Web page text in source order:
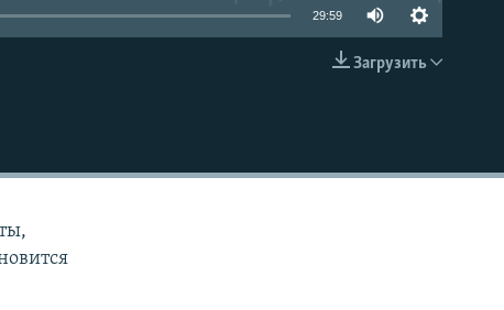
EMBED
29:59
Загрузить